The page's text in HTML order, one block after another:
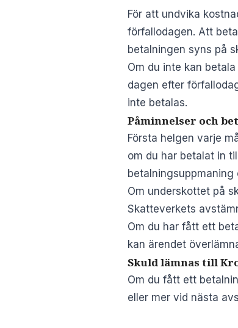
För att undvika
förfallodagen. Att
betalningen syns på
Om du inte kan
dagen efter
inte betalas.
Påminnelser och
Första helgen varje
om du har betalat in
Om underskottet på
Skatteverkets
Om du har fått ett
kan ärendet
Skuld lämnas till
Om du fått ett
eller mer vid nästa